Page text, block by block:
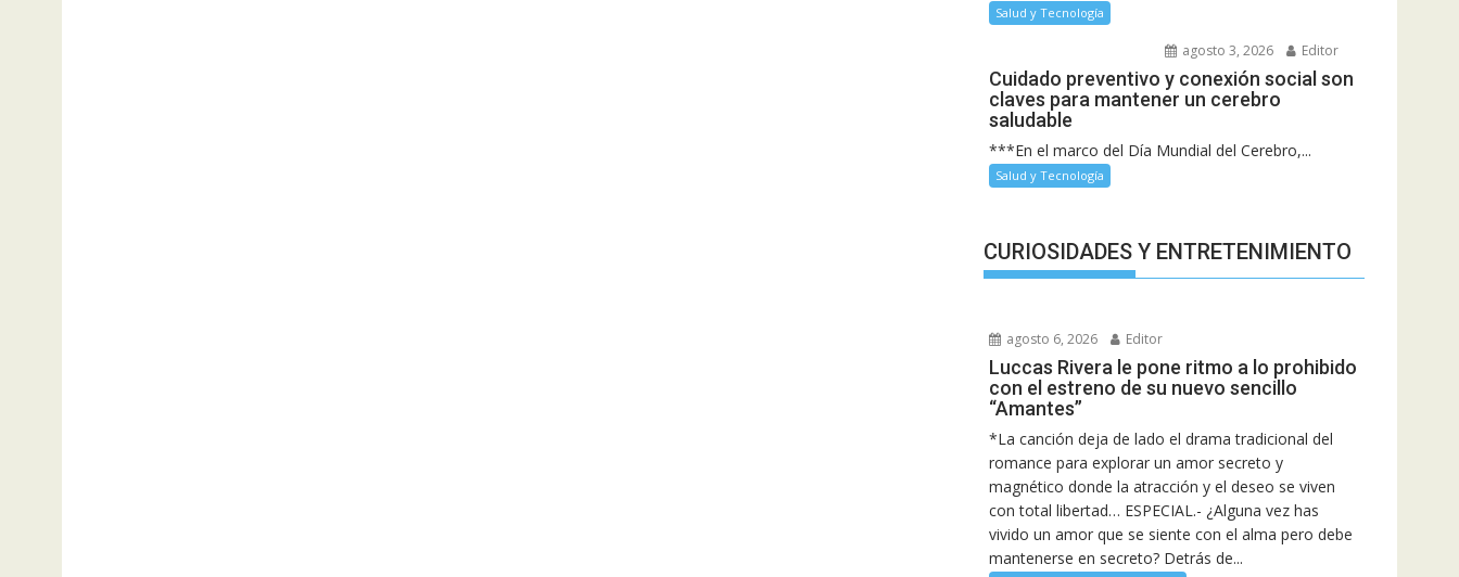
Salud y Tecnología
agosto 3, 2026 Editor
Cuidado preventivo y conexión social son
claves para mantener un cerebro
saludable
***En el marco del Día Mundial del Cerebro,...
Salud y Tecnología
CURIOSIDADES Y ENTRETENIMIENTO
agosto 6, 2026 Editor
Luccas Rivera le pone ritmo a lo prohibido
con el estreno de su nuevo sencillo
“Amantes”
*La canción deja de lado el drama tradicional del
romance para explorar un amor secreto y
magnético donde la atracción y el deseo se viven
con total libertad… ESPECIAL.- ¿Alguna vez has
vivido un amor que se siente con el alma pero debe
mantenerse en secreto? Detrás de...